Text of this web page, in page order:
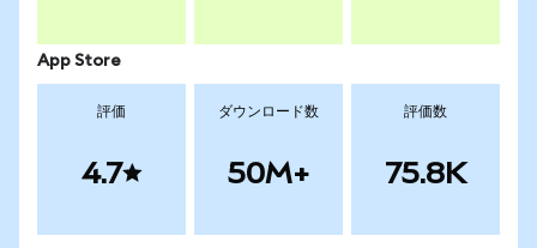
App Store
評価
4.7
ダウンロード数
50M+
評価数
75.8K